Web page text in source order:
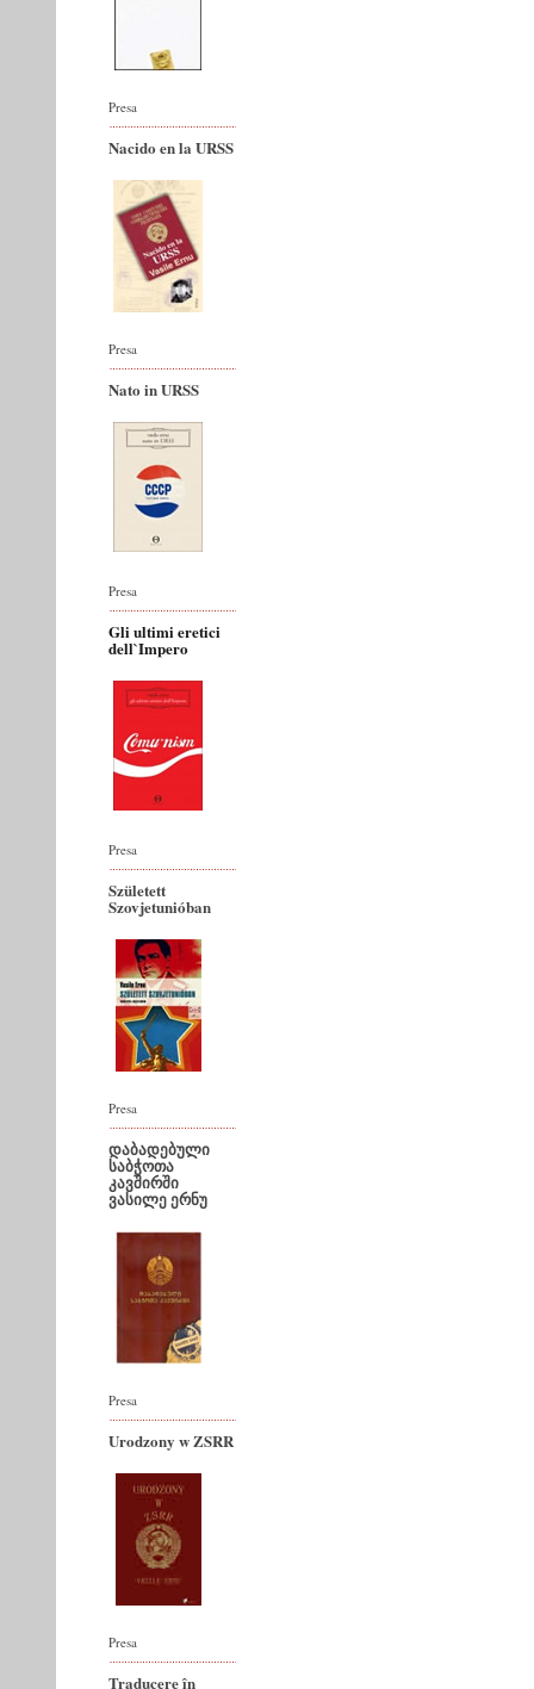
Presa
Nacido en la URSS
Presa
Nato in URSS
Presa
Gli ultimi eretici
dell`Impero
Presa
Született
Szovjetunióban
Presa
დაბადებული
საბჭოთა
კავშირში
ვასილე ერნუ
Presa
Urodzony w ZSRR
Presa
Traducere în